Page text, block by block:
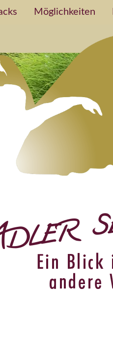
Möglichkeiten